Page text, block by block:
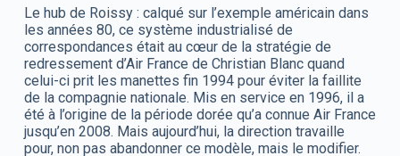
Le hub de Roissy : calqué sur l’exemple américain dans
les années 80, ce système industrialisé de
correspondances était au cœur de la stratégie de
redressement d’Air France de Christian Blanc quand
celui-ci prit les manettes fin 1994 pour éviter la faillite
de la compagnie nationale. Mis en service en 1996, il a
été à l’origine de la période dorée qu’a connue Air France
jusqu’en 2008. Mais aujourd’hui, la direction travaille
pour, non pas abandonner ce modèle, mais le modifier.